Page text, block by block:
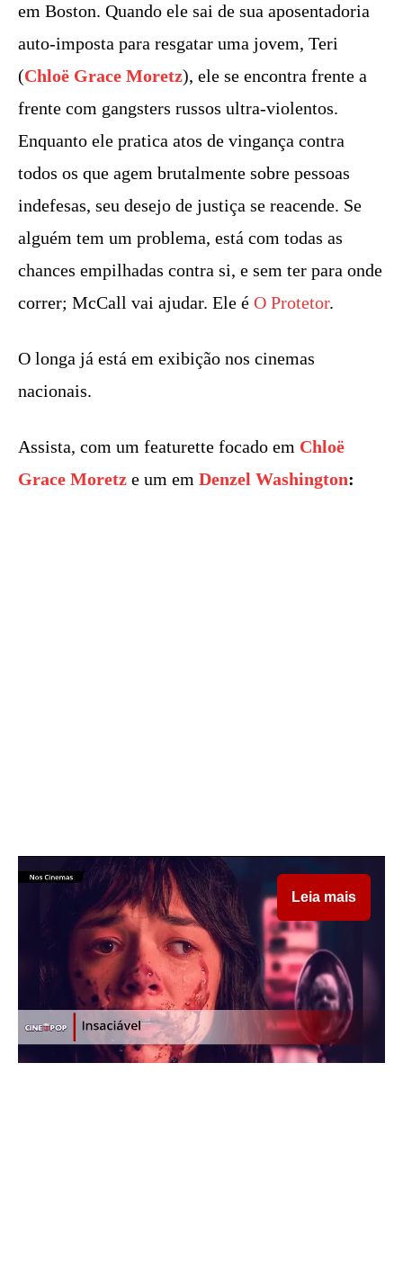
em Boston. Quando ele sai de sua aposentadoria
auto-imposta para resgatar uma jovem, Teri
(Chloë Grace Moretz), ele se encontra frente a
frente com gangsters russos ultra-violentos.
Enquanto ele pratica atos de vingança contra
todos os que agem brutalmente sobre pessoas
indefesas, seu desejo de justiça se reacende. Se
alguém tem um problema, está com todas as
chances empilhadas contra si, e sem ter para onde
correr; McCall vai ajudar. Ele é O Protetor.
O longa já está em exibição nos cinemas
nacionais.
Assista, com um featurette focado em Chloë
Grace Moretz e um em Denzel Washington:
Leia mais